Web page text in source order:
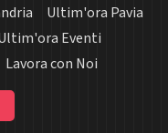
Ultim'ora Pavia
Eventi
Lavora con Noi